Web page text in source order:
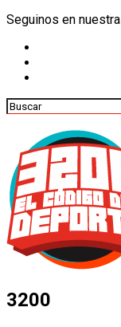
Seguinos en
3200